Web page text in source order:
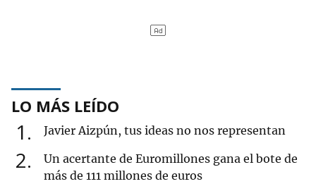
LO MÁS LEÍDO
1 Javier Aizpún, tus ideas no nos representan
2
Un acertante de Euromillones gana el bote de
más de 111 millones de euros